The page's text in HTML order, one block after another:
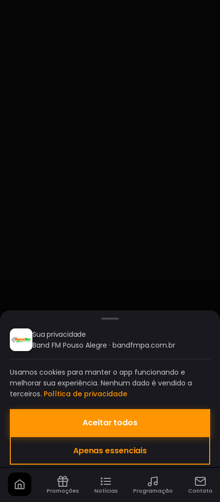
BAND FM POUSO ALEGRE
A SUA RÁDIO DO SEU JEITO!
Sua privacidade
Band FM Pouso Alegre · bandfmpa.com.br
Usamos cookies para manter o app funcionando e
melhorar sua experiência. Nenhum dado é vendido a
terceiros. Política de privacidade
Aceitar todos
Apenas essenciais
Promoções Notícias Programação Contato